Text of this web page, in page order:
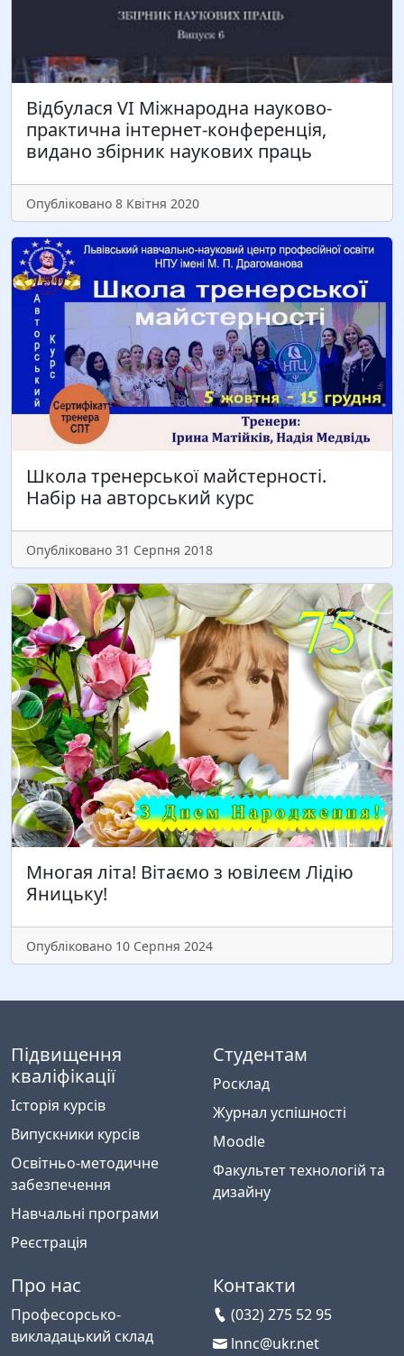
Відбулася VI Міжнародна науково-
практична інтернет-конференція,
видано збірник наукових праць
Опубліковано 8 Квітня 2020
практика розробки і проведення соціально-
психологічних тренінгів». Цілі: ознайомитися з
теорією тренінгової діяльності; оволодіти дієвими
методами, техніками, інструментами роботи
тренера; здобути навички створювати авторські
тренінги…
Школа тренерської майстерності.
Набір на авторський курс
Опубліковано 31 Серпня 2018
Колектив Львівського навчально-наукового
центру професійної освіти НПУ ім. М.П.
Драгоманова щиро вітає з ювілеєм старшого
бібліотекаря Лідію Володимирівну Яницьку.
Прийміть наші сердечні вітання, шановна Лідіє
Володимрівно, й побажання міцного здоров’я,…
Читати більше
Многая літа! Вітаємо з ювілеєм Лідію
Яницьку!
Опубліковано 10 Серпня 2024
Підвищення
кваліфікації
Історія курсів
Випускники курсів
Освітньо-методичне
забезпечення
Навчальні програми
Реєстрація
Студентам
Росклад
Журнал успішності
Moodle
Факультет технологій та
дизайну
Про нас
Професорсько-
викладацький склад
Контакти
(032) 275 52 95
lnnc@ukr.net